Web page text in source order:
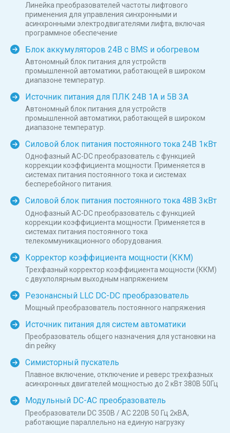
Линейка преобразователей частоты лифтового
применения для управления синхронными и
асинхронными электродвигателями лифта, включая
программное обеспечение
Блок аккумуляторов 24В с BMS и обогревом
Автономный блок питания для устройств
промышленной автоматики, работающей в широком
диапазоне температур.
Источник питания для ПЛК 24В 1А и 5В 3А
Автономный блок питания для устройств
промышленной автоматики, работающей в широком
диапазоне температур.
Силовой блок питания постоянного тока 24В 1кВт
Однофазный AC-DC преобразователь с функцией
коррекции коэффициента мощности. Применяется в
системах питания постоянного тока и системах
бесперебойного питания.
Силовой блок питания постоянного тока 48В 3кВт
Однофазный AC-DC преобразователь с функцией
коррекции коэффициента мощности. Применяется в
системах питания постоянного тока
телекоммуникационного оборудования.
Корректор коэффициента мощности (ККМ)
Трехфазный корректор коэффициента мощности (ККМ)
с двухполярным выходным напряжением
Резонансный LLC DC-DC преобразователь
Мощный преобразователь постоянного напряжения
Источник питания для систем автоматики
Преобразователь общего назначения для установки на
din рейку
Симисторный пускатель
Плавное включение, отключение и реверс трехфазных
асинхронных двигателей мощностью до 2 кВт 380В 50Гц
Модульный DC-AC преобразователь
Преобразователи DC 350В / AC 220В 50 Гц 2кВА,
работающие параллельно на единую нагрузку